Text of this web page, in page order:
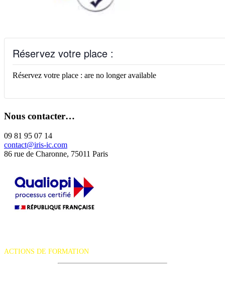
Réservez votre place :
Réservez votre place : are no longer available
Nous contacter…
09 81 95 07 14
contact@iris-ic.com
86 rue de Charonne, 75011 Paris
ACTIONS DE FORMATION